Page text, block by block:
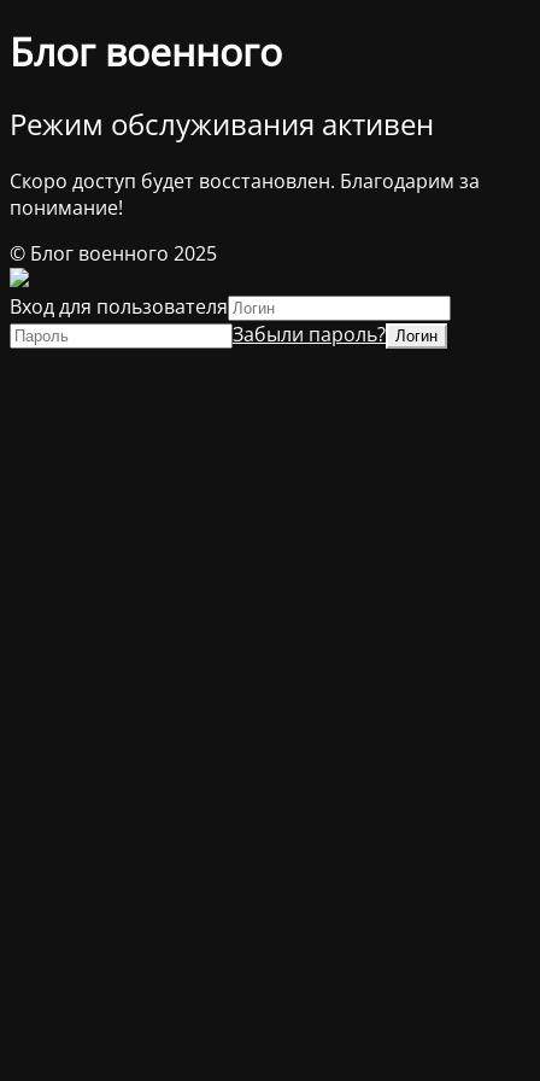
Блог военного
Режим обслуживания активен
Скоро доступ будет восстановлен. Благодарим за
понимание!
© Блог военного 2025
Вход для пользователя
Забыли пароль?